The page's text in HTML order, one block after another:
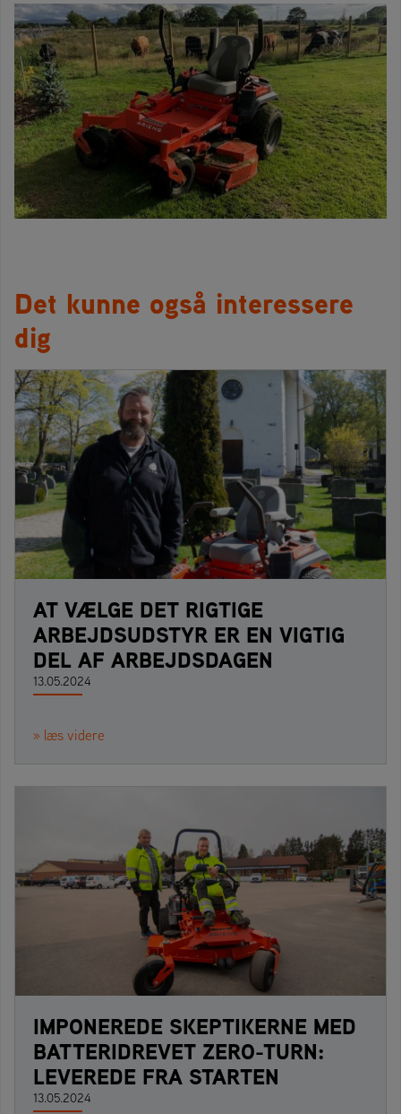
Det kunne også interessere
dig
AT VÆLGE DET RIGTIGE
ARBEJDSUDSTYR ER EN VIGTIG
DEL AF ARBEJDSDAGEN
13.05.2024
» læs videre
IMPONEREDE SKEPTIKERNE MED
BATTERIDREVET ZERO-TURN:
LEVEREDE FRA STARTEN
13.05.2024